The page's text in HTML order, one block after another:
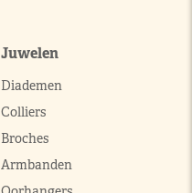
Juwelen
Diademen
Colliers
Broches
Armbanden